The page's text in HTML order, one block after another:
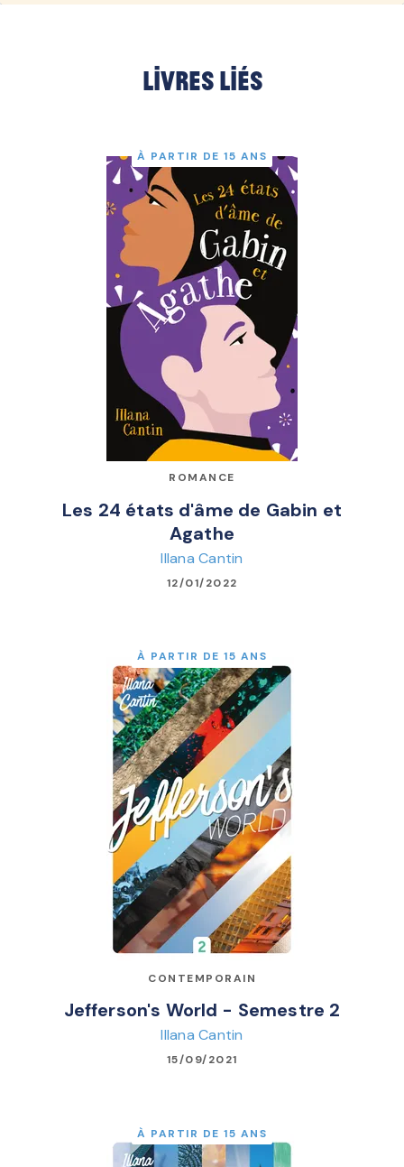
Livres liés
À PARTIR DE 15 ANS
ROMANCE
Les 24 états d'âme de Gabin et
Agathe
Illana Cantin
12/01/2022
À PARTIR DE 15 ANS
CONTEMPORAIN
Jefferson's World - Semestre 2
Illana Cantin
15/09/2021
À PARTIR DE 15 ANS